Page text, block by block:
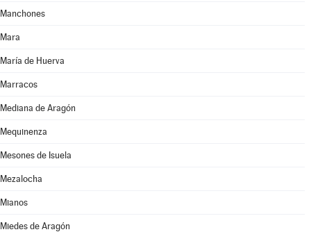
Manchones
Mara
María de Huerva
Marracos
Mediana de Aragón
Mequinenza
Mesones de Isuela
Mezalocha
Mianos
Miedes de Aragón